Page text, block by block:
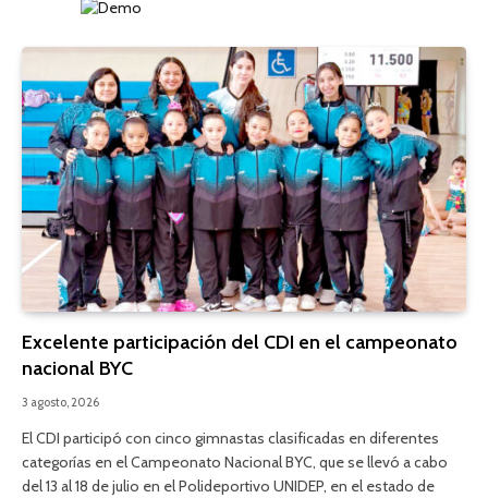
Excelente participación del CDI en el campeonato
nacional BYC
3 agosto, 2026
El CDI participó con cinco gimnastas clasificadas en diferentes
categorías en el Campeonato Nacional BYC, que se llevó a cabo
del 13 al 18 de julio en el Polideportivo UNIDEP, en el estado de